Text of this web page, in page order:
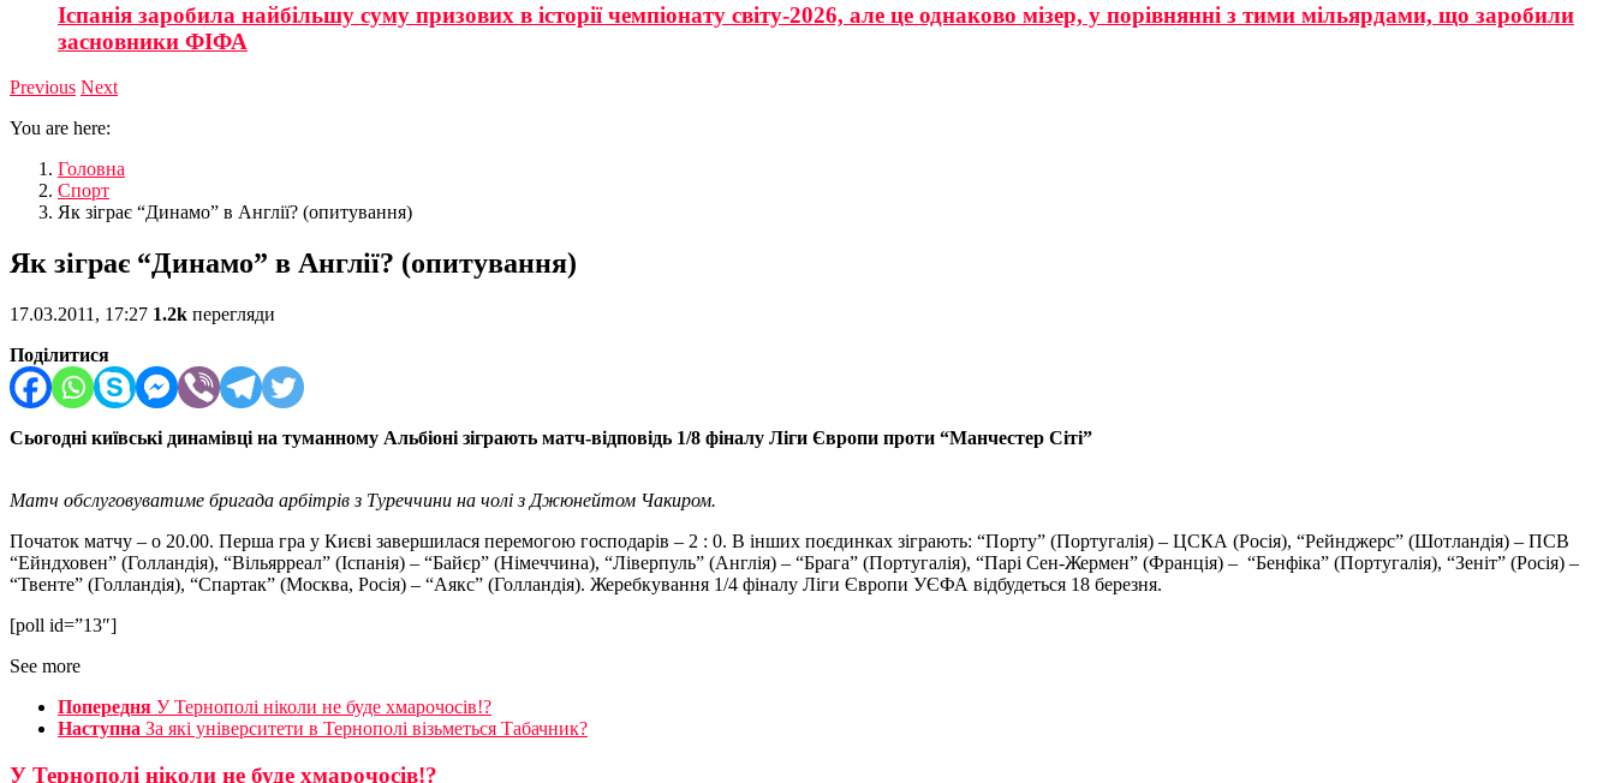
Іспанія заробила найбільшу суму призових в історії чемпіонату світу-2026, але це однаково мізер, у порівнянні з тими мільярдами, що заробили
засновники ФІФА
Previous Next
You are here:
Головна
Спорт
Як зіграє “Динамо” в Англії? (опитування)
Як зіграє “Динамо” в Англії? (опитування)
17.03.2011, 17:27 1.2k перегляди
Поділитися
Сьогодні київські динамівці на туманному Альбіоні зіграють матч-відповідь 1/8 фіналу Ліги Європи проти “Манчестер Сіті”
Матч обслуговуватиме бригада арбітрів з Туреччини на чолі з Джюнейтом Чакиром.
Початок матчу – о 20.00. Перша гра у Києві завершилася перемогою господарів – 2 : 0. В інших поєдинках зіграють: “Порту” (Португалія) – ЦСКА (Росія), “Рейнджерс” (Шотландія) – ПСВ
“Ейндховен” (Голландія), “Вільярреал” (Іспанія) – “Байєр” (Німеччина), “Ліверпуль” (Англія) – “Брага” (Португалія), “Парі Сен-Жермен” (Франція) – “Бенфіка” (Португалія), “Зеніт” (Росія) –
“Твенте” (Голландія), “Спартак” (Москва, Росія) – “Аякс” (Голландія). Жеребкування 1/4 фіналу Ліги Європи УЄФА відбудеться 18 березня.
[poll id=”13″]
See more
Попередня У Тернополі ніколи не буде хмарочосів!?
Наступна За які університети в Тернополі візьметься Табачник?
У Тернополі ніколи не буде хмарочосів!?